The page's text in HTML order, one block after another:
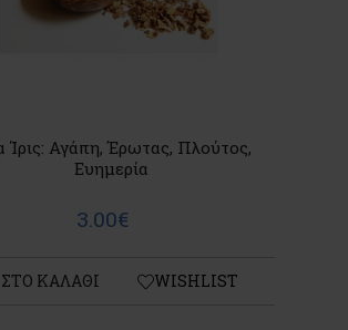
Ίρις: Αγάπη, Έρωτας, Πλούτος,
Ευημερία
3.00€
ΣΤΟ ΚΑΛΑΘΙ WISHLIST